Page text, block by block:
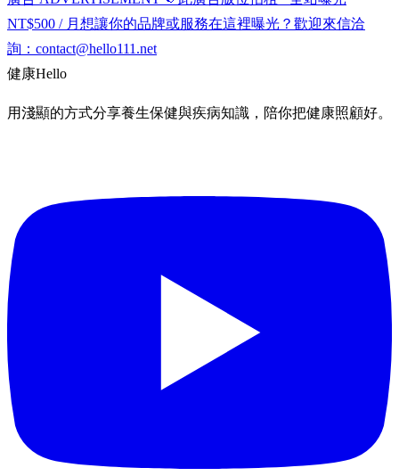
NT$500 / 月 想讓你的品牌或服務在這裡曝光？歡迎來信洽
詢： contact@hello111.net
健康Hello
用淺顯的方式分享養生保健與疾病知識，陪你把健康照顧好。